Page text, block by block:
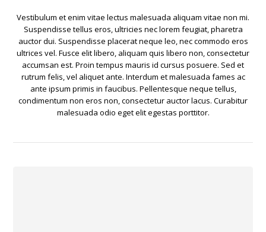
Vestibulum et enim vitae lectus malesuada aliquam vitae non mi.
Suspendisse tellus eros, ultricies nec lorem feugiat, pharetra
auctor dui. Suspendisse placerat neque leo, nec commodo eros
ultrices vel. Fusce elit libero, aliquam quis libero non, consectetur
accumsan est. Proin tempus mauris id cursus posuere. Sed et
rutrum felis, vel aliquet ante. Interdum et malesuada fames ac
ante ipsum primis in faucibus. Pellentesque neque tellus,
condimentum non eros non, consectetur auctor lacus. Curabitur
malesuada odio eget elit egestas porttitor.